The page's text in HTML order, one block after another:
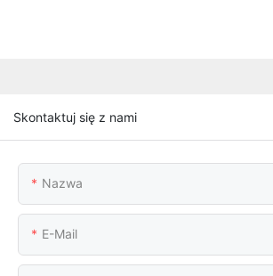
Skontaktuj się z nami
Nazwa
E-Mail